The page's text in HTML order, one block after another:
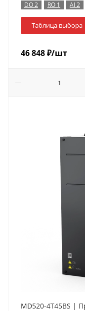
DO 2
RO 1 AI 2
Таблица выбора
46 848₽/шт
MD520-4T45BS |